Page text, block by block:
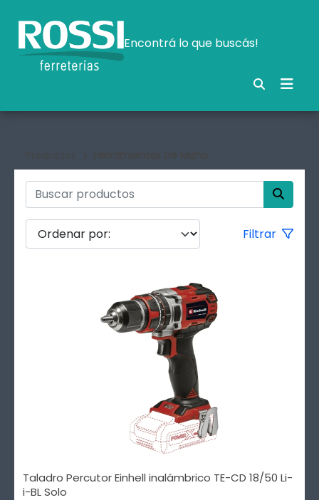
Encontrá lo que buscás!
Filtrar
Taladro Percutor Einhell inalámbrico TE-CD 18/50 Li-
i-BL Solo